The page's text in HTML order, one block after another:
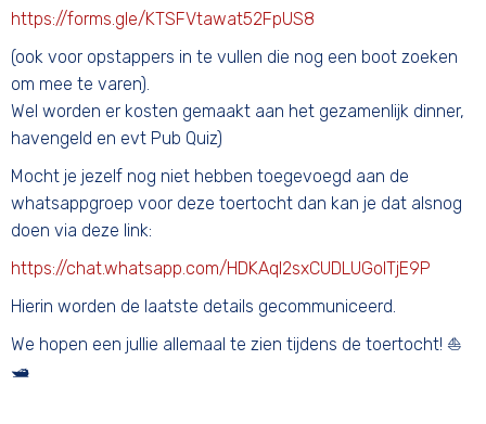
https://forms.gle/KTSFVtawat52FpUS8
(ook voor opstappers in te vullen die nog een boot zoeken
om mee te varen).
Wel worden er kosten gemaakt aan het gezamenlijk dinner,
havengeld en evt Pub Quiz)
Mocht je jezelf nog niet hebben toegevoegd aan de
whatsappgroep voor deze toertocht dan kan je dat alsnog
doen via deze link:
https://chat.whatsapp.com/HDKAql2sxCUDLUGolTjE9P
Hierin worden de laatste details gecommuniceerd.
We hopen een jullie allemaal te zien tijdens de toertocht! ⛵
🛥️